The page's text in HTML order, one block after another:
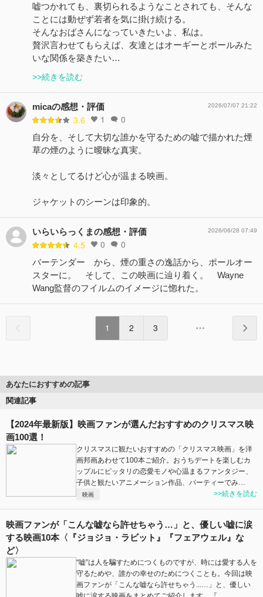
嘘つかれても、裏切られるようなことされても、そんな
ことには動ぜず若者を気に掛け続ける。
そんなおばさんになっていきたいよ、私は。
贅沢言わせてもらえば、友達とはオーギーとポールみた
いな関係を築きたい…
>>続きを読む
micaの感想・評価
3.6 1 0
2026/07/07 21:22
自分を、そして大切な誰かを守るための嘘で描かれた煙
草の煙のように曖昧な真実。
淡々としてるけど心が温まる映画。
ジャケットのシーンは印象的。
いらいらっくまの感想・評価
4.5 0 0
2026/06/28 07:49
バーテンダー から、煙の重さの逸話から、ポールオー
スターに。 そして、この映画に辿り着く。 Wayne
Wang監督のフイルムのイメージに惚れた。
1 2 3
あなたにおすすめの記事
関連記事
【2024年最新版】映画ファンが選んだおすすめのクリスマス映
画100選！
クリスマスに観たいおすすめの「クリスマス映画」を洋
画邦画あわせて100本ご紹介。おうちデートを楽しむカ
ップルにピッタリの恋愛モノや心温まるファンタジー、
子供と観たいアニメーション作品、パーティーでみ…
映画 >>続きを読む
映画ファンが「こんな嘘なら許せちゃう…」と、優しい嘘に涙
する映画10本〈『ジョジョ・ラビット』『フェアウェル』な
ど〉
“嘘”は人を騙すためにつくものですが、時には愛する人を
守るためや、誰かの幸せのためにつくことも。今回は映
画ファンが「こんな嘘なら許せちゃう...…」と、優しい